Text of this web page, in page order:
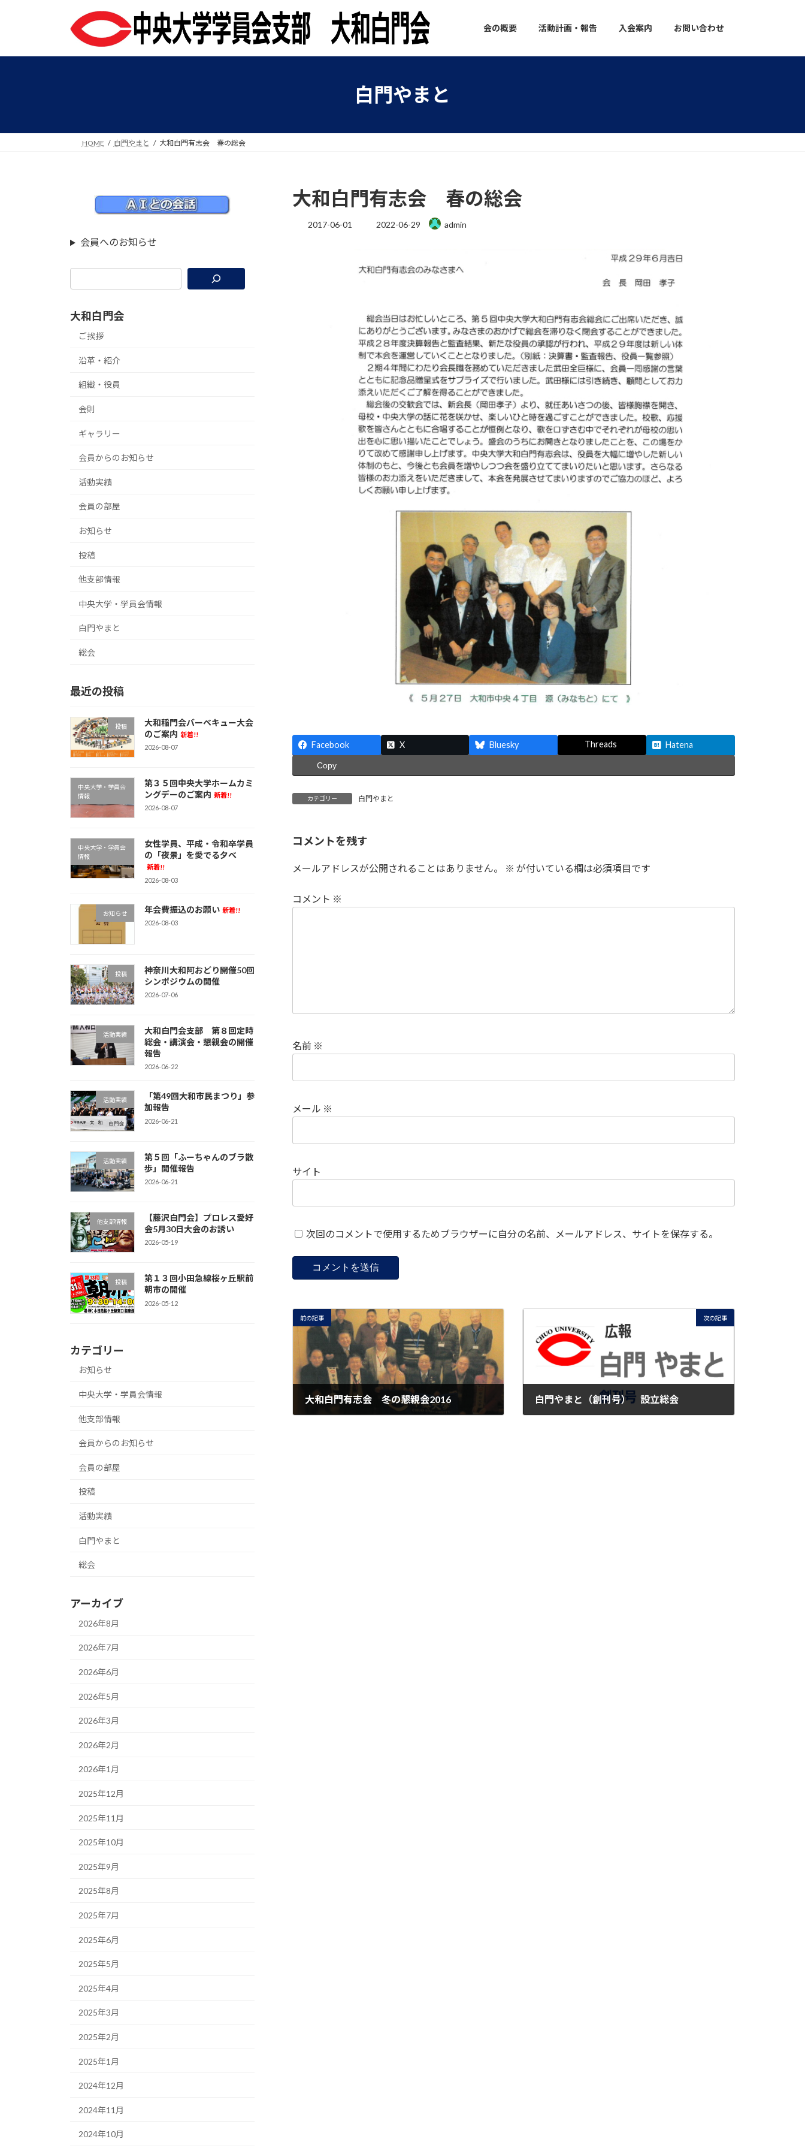
プ
動
会の概要 活動計画・報告 入会案内 お問い合わせ
白門やまと
HOME 白門やまと 大和白門有志会 春の総会
大和白門有志会 春の総会
2017-06-01
最
日
2022-06-29 admin
Facebook X Bluesky Threads Hatena
Copy
カテゴリー 白門やまと
コメントを残す
メールアドレスが公開されることはありません。 ※ が付いている欄は必須項目です
コメント ※
名前 ※
メール ※
サイト
次回のコメントで使用するためブラウザーに自分の名前、メールアドレス、サイトを保存する。
前の記事
大和白門有志会 冬の懇親会2016
次の記事
白門やまと（創刊号） 設立総会
会員へのお知らせ
大和白門会
ご挨拶
沿革・紹介
組織・役員
会則
ギャラリー
会員からのお知らせ
活動実績
会員の部屋
お知らせ
投稿
他支部情報
中央大学・学員会情報
白門やまと
総会
最近の投稿
投稿
大和稲門会バーベキュー大会
のご案内 新着!!
2026-08-07
中央大学・学員会
情報
第３５回中央大学ホームカミ
ングデーのご案内 新着!!
2026-08-07
中央大学・学員会
情報
女性学員、平成・令和卒学員
の「夜景」を愛でる夕べ
新着!!
2026-08-03
お知らせ 年会費振込のお願い 新着!!
2026-08-03
投稿
神奈川大和阿おどり開催50回
シンポジウムの開催
2026-07-06
活動実績
大和白門会支部 第８回定時
総会・講演会・懇親会の開催
報告
2026-06-22
活動実績
「第49回大和市民まつり」参
加報告
2026-06-21
活動実績
第５回「ふーちゃんのブラ散
歩」開催報告
2026-06-21
他支部情報
【藤沢白門会】プロレス愛好
会5月30日大会のお誘い
2026-05-19
投稿
第１３回小田急線桜ヶ丘駅前
朝市の開催
2026-05-12
カテゴリー
お知らせ
中央大学・学員会情報
他支部情報
会員からのお知らせ
会員の部屋
投稿
活動実績
白門やまと
総会
アーカイブ
2026年8月
2026年7月
2026年6月
2026年5月
2026年3月
2026年2月
2026年1月
2025年12月
2025年11月
2025年10月
2025年9月
2025年8月
2025年7月
2025年6月
2025年5月
2025年4月
2025年3月
2025年2月
2025年1月
2024年12月
2024年11月
2024年10月